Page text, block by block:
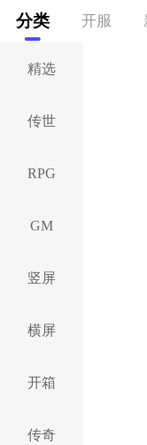
分类 开服
精选
传世
RPG
GM
竖屏
横屏
开箱
传奇